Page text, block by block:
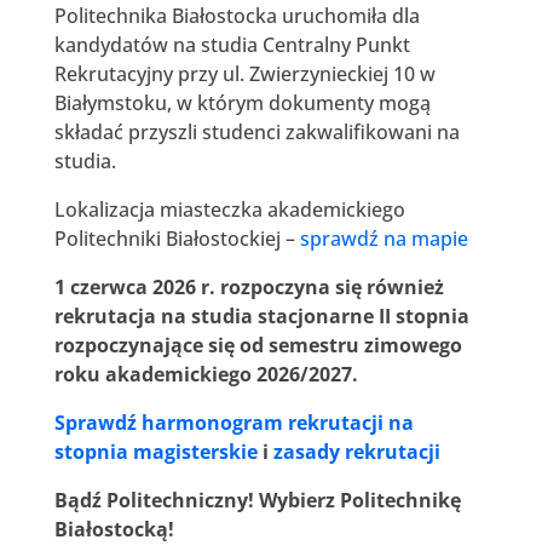
Politechnika Białostocka uruchomiła dla
kandydatów na studia Centralny Punkt
Rekrutacyjny przy ul. Zwierzynieckiej 10 w
Białymstoku, w którym dokumenty mogą
składać przyszli studenci zakwalifikowani na
studia.
Lokalizacja miasteczka akademickiego
Politechniki Białostockiej –sprawdź na mapie
1 czerwca 2026 r. rozpoczyna się również
rekrutacja na studia stacjonarne II stopnia
rozpoczynające się od semestru zimowego
roku akademickiego 2026/2027.
Sprawdź harmonogram rekrutacji na
stopnia magisterskiei zasady rekrutacji
Bądź Politechniczny! Wybierz Politechnikę
Białostocką!